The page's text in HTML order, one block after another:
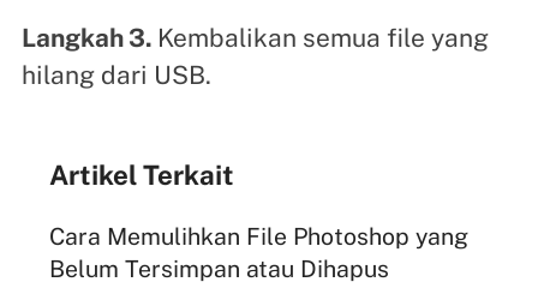
Langkah 3. Kembalikan semua file yang
hilang dari USB.
Artikel Terkait
Cara Memulihkan File Photoshop yang
Belum Tersimpan atau Dihapus